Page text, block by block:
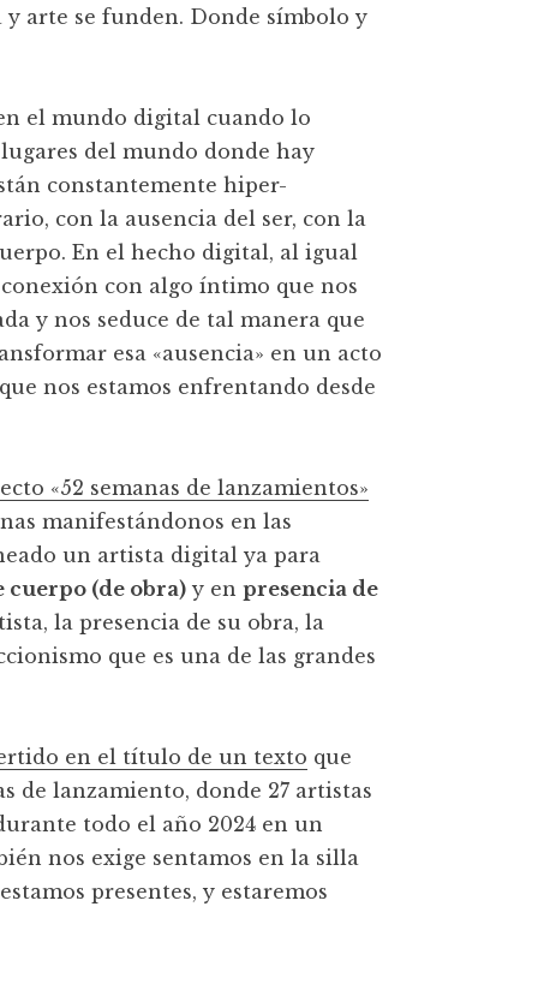
y arte se funden. Donde símbolo y
el mundo digital cuando lo
del mundo donde hay
constantemente hiper-
con la ausencia del ser, con la
En el hecho digital, al igual
con algo íntimo que nos
y nos seduce de tal manera que
esa «ausencia» en un acto
nos estamos enfrentando desde
«52 semanas de lanzamientos»
manifestándonos en las
un artista digital ya para
cuerpo (de obra) y enpresencia de
la presencia de su obra, la
que es una de las grandes
en el título de un texto que
de lanzamiento, donde 27 artistas
todo el año 2024 en un
nos exige sentamos en la silla
presentes, y estaremos